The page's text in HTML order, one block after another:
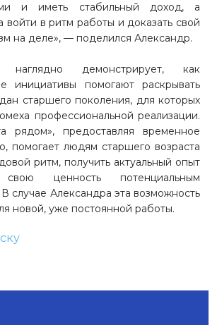
и иметь стабильный доход, а
войти в ритм работы и доказать свой
на деле», — поделился Александр.
демонстрирует, как
инициативы помогают раскрывать
старшего поколения, для которых
профессиональной реализации.
рядом», предоставляя временное
помогает людям старшего возраста
ритм, получить актуальный опыт
ценность потенциальным
случае Александра эта возможность
новой, уже постоянной работы.